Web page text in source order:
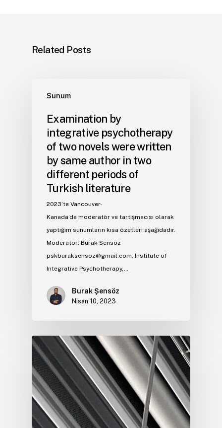
Related Posts
Sunum
Examination by
integrative psychotherapy
of two novels were written
by same author in two
different periods of
Turkish literature
2023’te Vancouver-
Kanada’da moderatör ve tartışmacısı olarak
yaptığım sunumların kısa özetleri aşağıdadır.
Moderator: Burak Sensoz
pskburaksensoz@gmail.com, Institute of
Integrative Psychotherapy,…
Burak Şensöz
Nisan 10, 2023